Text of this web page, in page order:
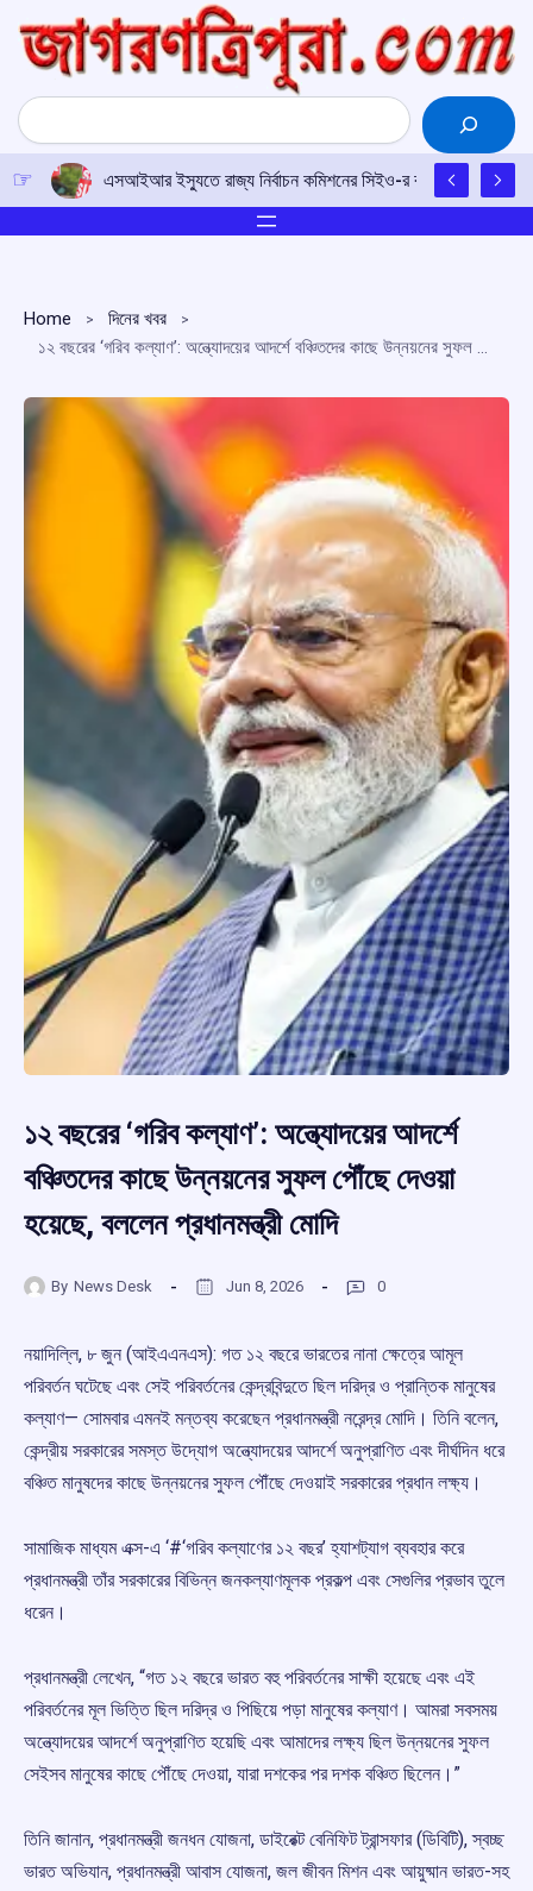
content
Search
এসআইআর ইস্যুতে রাজ্য নির্বাচন কমিশনের সিইও-র কাছে
Home
দিনের খবর
১২ বছরের ‘গরিব কল্যাণ’: অন্ত্যোদয়ের আদর্শে বঞ্চিতদের কাছে উন্নয়নের সুফল পৌঁছে দেওয়া হয়েছে, বললেন প্রধানমন্ত্রী মোদি
১২ বছরের ‘গরিব কল্যাণ’: অন্ত্যোদয়ের আদর্শে
বঞ্চিতদের কাছে উন্নয়নের সুফল পৌঁছে দেওয়া
হয়েছে, বললেন প্রধানমন্ত্রী মোদি
By News Desk Jun 8, 2026 0
নয়াদিল্লি, ৮ জুন (আইএএনএস): গত ১২ বছরে ভারতের নানা ক্ষেত্রে আমূল
পরিবর্তন ঘটেছে এবং সেই পরিবর্তনের কেন্দ্রবিন্দুতে ছিল দরিদ্র ও প্রান্তিক মানুষের
কল্যাণ— সোমবার এমনই মন্তব্য করেছেন প্রধানমন্ত্রী নরেন্দ্র মোদি। তিনি বলেন,
কেন্দ্রীয় সরকারের সমস্ত উদ্যোগ অন্ত্যোদয়ের আদর্শে অনুপ্রাণিত এবং দীর্ঘদিন ধরে
বঞ্চিত মানুষদের কাছে উন্নয়নের সুফল পৌঁছে দেওয়াই সরকারের প্রধান লক্ষ্য।
সামাজিক মাধ্যম এক্স-এ ‘#‘গরিব কল্যাণের ১২ বছর’ হ্যাশট্যাগ ব্যবহার করে
প্রধানমন্ত্রী তাঁর সরকারের বিভিন্ন জনকল্যাণমূলক প্রকল্প এবং সেগুলির প্রভাব তুলে
ধরেন।
প্রধানমন্ত্রী লেখেন, “গত ১২ বছরে ভারত বহু পরিবর্তনের সাক্ষী হয়েছে এবং এই
পরিবর্তনের মূল ভিত্তি ছিল দরিদ্র ও পিছিয়ে পড়া মানুষের কল্যাণ। আমরা সবসময়
অন্ত্যোদয়ের আদর্শে অনুপ্রাণিত হয়েছি এবং আমাদের লক্ষ্য ছিল উন্নয়নের সুফল
সেইসব মানুষের কাছে পৌঁছে দেওয়া, যারা দশকের পর দশক বঞ্চিত ছিলেন।”
তিনি জানান, প্রধানমন্ত্রী জনধন যোজনা, ডাইরেক্ট বেনিফিট ট্রান্সফার (ডিবিটি), স্বচ্ছ
ভারত অভিযান, প্রধানমন্ত্রী আবাস যোজনা, জল জীবন মিশন এবং আয়ুষ্মান ভারত-সহ